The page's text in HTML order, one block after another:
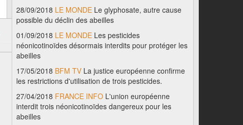
28/09/2018 LE MONDE Le glyphosate, autre cause
possible du déclin des abeilles
01/09/2018 LE MONDE Les pesticides
néonicotinoïdes désormais interdits pour protéger les
abeilles
17/05/2018 BFM TV La justice européenne confirme
les restrictions d'utilisation de trois pesticides.
27/04/2018 FRANCE INFO L'union européenne
interdit trois néonicotinoïdes dangereux pour les
abeilles